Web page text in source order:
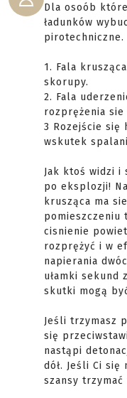
Dla osoób
ładunków
pirotechniczne.
1. Fala
skorupy.
2. Fala
rozprężenia sie
3 Rozejście się
wskutek
Jak ktoś widzi i
po eksplozji!
krusząca ma
pomieszczeniu
cisnienie
rozprężyć i w
napierania
ułamki sekund
skutki mogą
Jeśli trzymasz
się
nastąpi
dół. Jeśli Ci się
szansy trzymać